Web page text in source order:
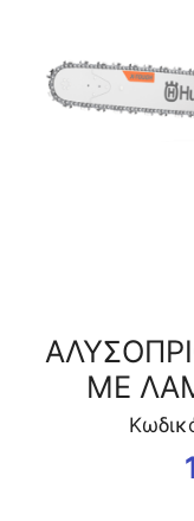
ΜΕ
24''
ποσότητα